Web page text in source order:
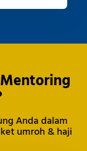
Anda dalam
umroh & haji